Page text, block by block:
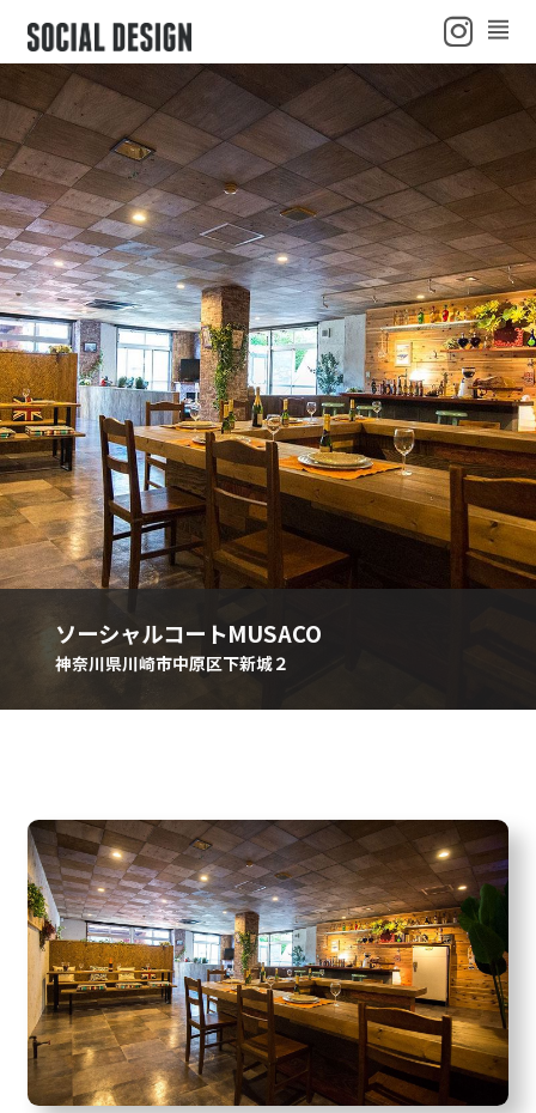
ENGLISH
ニュース
初心者ガイド
よくある質問
会社概要
ソーシャルコートMUSACO
神奈川県川崎市中原区下新城２